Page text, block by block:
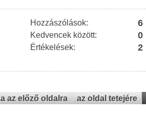
Hozzászólások: 6
Kedvencek között: 0
Értékelések: 2
az előző oldalra az oldal tetejére